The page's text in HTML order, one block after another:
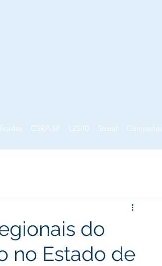
CSRP-SP LZS10 Social Comissões
do
no Estado de